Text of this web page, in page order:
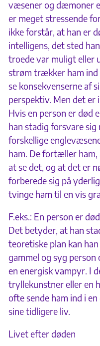
væsener og dæmoner
er meget stressende
ikke forstår, at han er
intelligens, det sted
troede var muligt eller
strøm trækker ham ind
se konsekvenserne af
perspektiv. Men det er
Hvis en person er død
han stadig forsvare
forskellige
ham. De fortæller
at se det, og at det er
forberede sig på
tvinge ham til en vis
F.eks.: En person er
Det betyder, at han
teoretiske plan kan
gammel og syg
en energisk vampyr. I
tryllekunstner eller en
ofte sende ham ind i
sine tidligere liv.
Livet efter døden